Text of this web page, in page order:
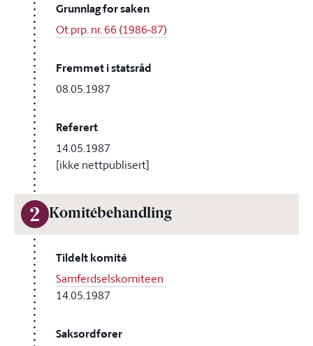
Grunnlag for saken
Ot.prp. nr. 66 (1986-87)
Fremmet i statsråd
08.05.1987
Referert
14.05.1987
[ikke nettpublisert]
2 Komitébehandling
Tildelt komité
Samferdselskomiteen
14.05.1987
Saksordfører